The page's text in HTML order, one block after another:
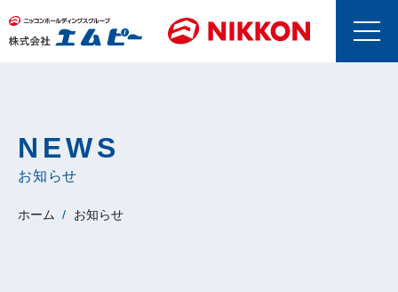
NEWS
お知らせ
ホーム お知らせ